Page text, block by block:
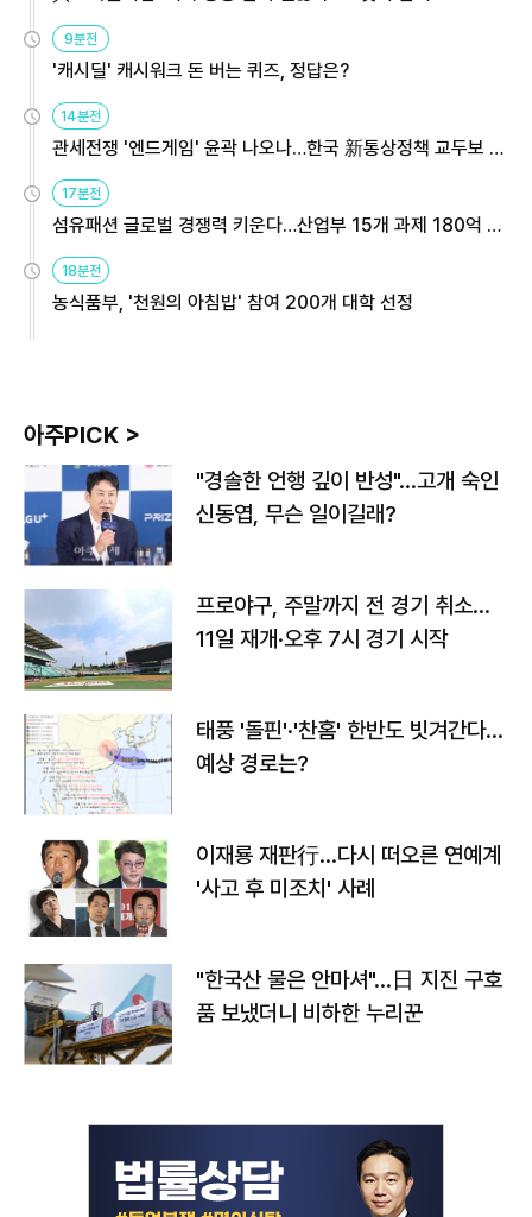
9분전
'캐시딜' 캐시워크 돈 버는 퀴즈, 정답은?
14분전
관세전쟁 '엔드게임' 윤곽 나오나…한국 新통상정책 교두보 활
용해야
17분전
섬유패션 글로벌 경쟁력 키운다…산업부 15개 과제 180억 지
원
18분전
농식품부, '천원의 아침밥' 참여 200개 대학 선정
아주PICK >
"경솔한 언행 깊이 반성"…고개 숙인
신동엽, 무슨 일이길래?
프로야구, 주말까지 전 경기 취소…
11일 재개·오후 7시 경기 시작
태풍 '돌핀'·'찬홈' 한반도 빗겨간다…
예상 경로는?
이재룡 재판行…다시 떠오른 연예계
'사고 후 미조치' 사례
"한국산 물은 안마셔"…日 지진 구호
품 보냈더니 비하한 누리꾼